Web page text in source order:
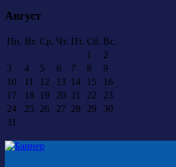
Август
Пн. Вт. Ср. Чт. Пт. Сб. Вс.
1
2
3
4 5 6 7 8
9
10
11 12 13 14 15
16
17
18 19 20 21 22
23
24
25 26 27 28 29
30
31